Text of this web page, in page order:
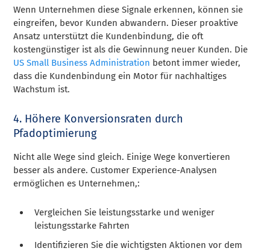
Wenn Unternehmen diese Signale erkennen, können sie
eingreifen, bevor Kunden abwandern. Dieser proaktive
Ansatz unterstützt die Kundenbindung, die oft
kostengünstiger ist als die Gewinnung neuer Kunden. Die
US Small Business Administration betont immer wieder,
dass die Kundenbindung ein Motor für nachhaltiges
Wachstum ist.
4. Höhere Konversionsraten durch
Pfadoptimierung
Nicht alle Wege sind gleich. Einige Wege konvertieren
besser als andere. Customer Experience-Analysen
ermöglichen es Unternehmen,:
Vergleichen Sie leistungsstarke und weniger
leistungsstarke Fahrten
Identifizieren Sie die wichtigsten Aktionen vor dem